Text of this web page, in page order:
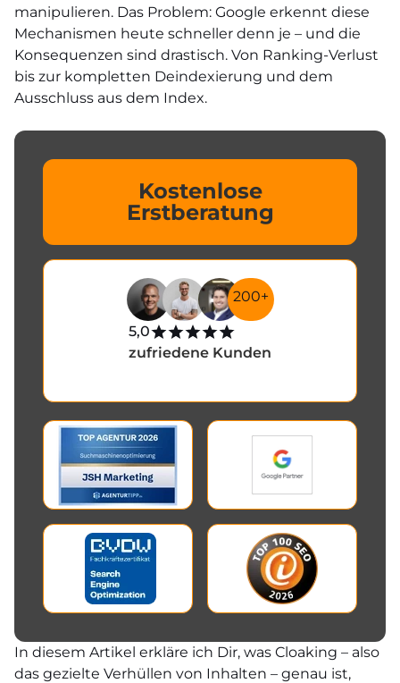
manipulieren. Das Problem: Google erkennt diese
Mechanismen heute schneller denn je – und die
Konsequenzen sind drastisch. Von Ranking-Verlust
bis zur kompletten Deindexierung und dem
Ausschluss aus dem Index.
Kostenlose
Erstberatung
200+
5,0
zufriedene Kunden
In diesem Artikel erkläre ich Dir, was Cloaking – also
das gezielte Verhüllen von Inhalten – genau ist,